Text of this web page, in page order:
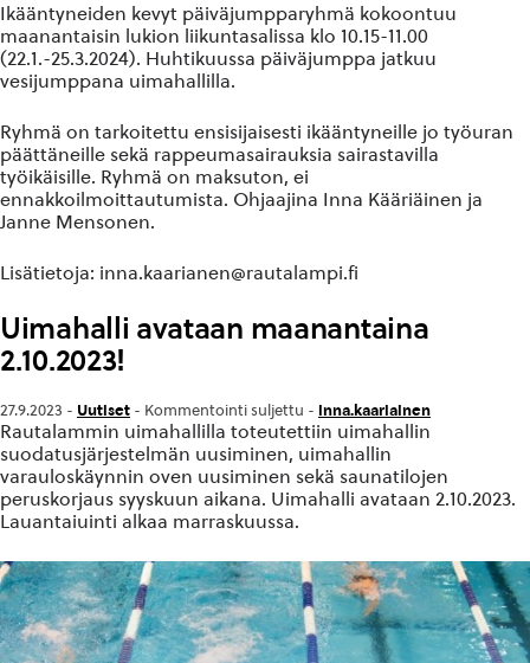
Ikääntyneiden kevyt päiväjumpparyhmä kokoontuu
maanantaisin lukion liikuntasalissa klo 10.15-11.00
(22.1.-25.3.2024). Huhtikuussa päiväjumppa jatkuu
vesijumppana uimahallilla.
Ryhmä on tarkoitettu ensisijaisesti ikääntyneille jo työuran
päättäneille sekä rappeumasairauksia sairastavilla
työikäisille. Ryhmä on maksuton, ei
ennakkoilmoittautumista. Ohjaajina Inna Kääriäinen ja
Janne Mensonen.
Lisätietoja: inna.kaarianen@rautalampi.fi
Uimahalli avataan maanantaina
2.10.2023!
27.9.2023 - Uutiset - Kommentointi suljettu - inna.kaariainen
Rautalammin uimahallilla toteutettiin uimahallin
suodatusjärjestelmän uusiminen, uimahallin
varauloskäynnin oven uusiminen sekä saunatilojen
peruskorjaus syyskuun aikana. Uimahalli avataan 2.10.2023.
Lauantaiuinti alkaa marraskuussa.